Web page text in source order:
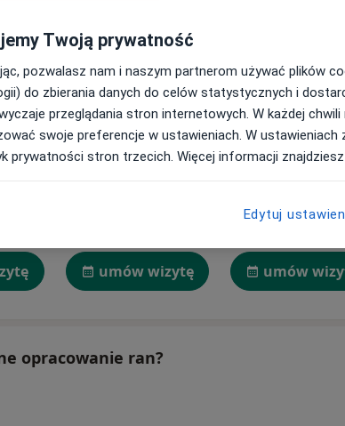
umów wizytę
Chirurg
umów
opracowanie ran?
Twoją prywatność
pozwalasz nam i naszym partnerom używać plików
do zbierania danych do celów statystycznych i
przeglądania stron internetowych. W każdej
swoje preferencje w ustawieniach. W ustawieniach
prywatności stron trzecich. Więcej informacji
Edytuj